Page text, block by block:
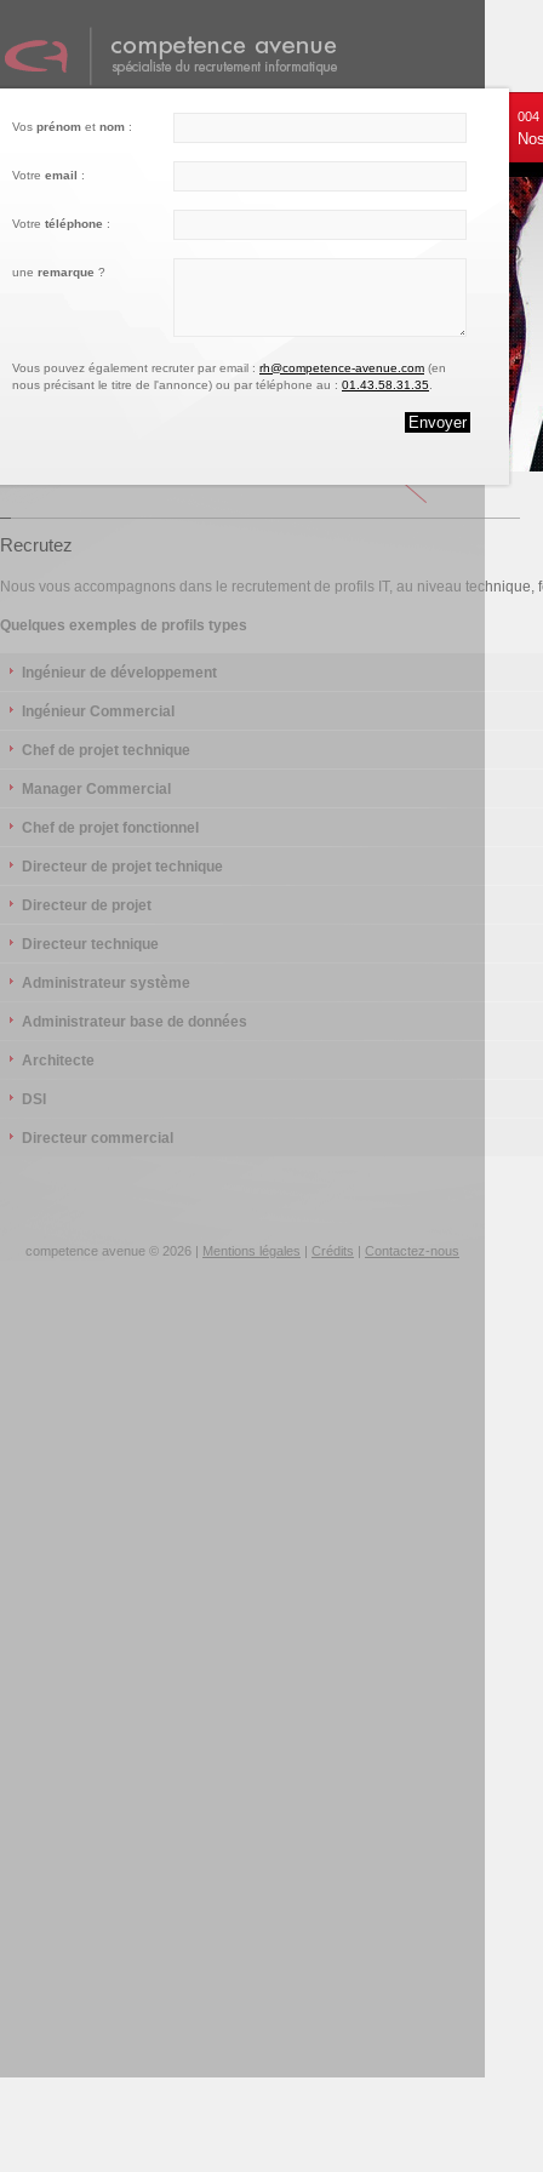
004
Recrutez
Nous vous accompagnons dans le recrutement de profils IT, au niveau technique,
Quelques exemples de profils types
Ingénieur de développement
Ingénieur Commercial
Chef de projet technique
Manager Commercial
Chef de projet fonctionnel
Directeur de projet technique
Directeur de projet
Directeur technique
Administrateur système
Administrateur base de données
Architecte
DSI
Directeur commercial
competence avenue © 2026 | Mentions légales Crédits Contactez-nous
Vos prénom et nom :
Votre email :
Votre téléphone :
une remarque ?
Vous pouvez également recruter par email : rh@competence-avenue.com (en
nous précisant le titre de l'annonce) ou par téléphone au : 01.43.58.31.35